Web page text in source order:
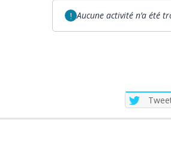
Aucune activité n’a été